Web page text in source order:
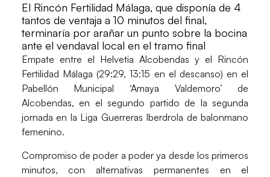
El Rincón Fertilidad Málaga, que disponía de 4
tantos de ventaja a 10 minutos del final,
terminaría por arañar un punto sobre la bocina
ante el vendaval local en el tramo final
Empate entre el Helvetia Alcobendas y el Rincón
Fertilidad Málaga (29:29, 13:15 en el descanso) en el
Pabellón Municipal ‘Amaya Valdemoro’ de
Alcobendas, en el segundo partido de la segunda
jornada en la Liga Guerreras Iberdrola de balonmano
femenino.
Compromiso de poder a poder ya desde los primeros
minutos, con alternativas permanentes en el